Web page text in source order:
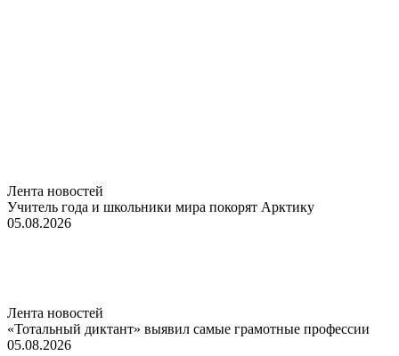
Лента новостей
Учитель года и школьники мира покорят Арктику
05.08.2026
Лента новостей
«Тотальный диктант» выявил самые грамотные профессии
05.08.2026